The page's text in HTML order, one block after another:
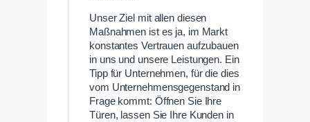
Unser Ziel mit allen diesen
Maßnahmen ist es ja, im Markt
konstantes Vertrauen aufzubauen
in uns und unsere Leistungen. Ein
Tipp für Unternehmen, für die dies
vom Unternehmensgegenstand in
Frage kommt: Öffnen Sie Ihre
Türen, lassen Sie Ihre Kunden in